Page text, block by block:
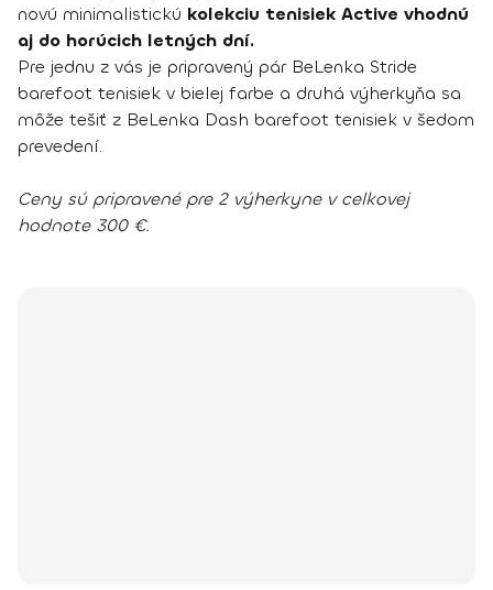
novú minimalistickú kolekciu tenisiek Active vhodnú
aj do horúcich letných dní.
Pre jednu z vás je pripravený pár BeLenka Stride
barefoot tenisiek v bielej farbe a druhá výherkyňa sa
môže tešiť z BeLenka Dash barefoot tenisiek v šedom
prevedení.
Ceny sú pripravené pre 2 výherkyne v celkovej
hodnote 300 €.